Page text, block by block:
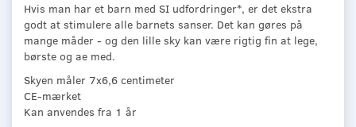
Hvis man har et barn med SI udfordringer*, er det ekstra
godt at stimulere alle barnets sanser. Det kan gøres på
mange måder - og den lille sky kan være rigtig fin at lege,
børste og ae med.
Skyen måler 7x6,6 centimeter
CE-mærket
Kan anvendes fra 1 år